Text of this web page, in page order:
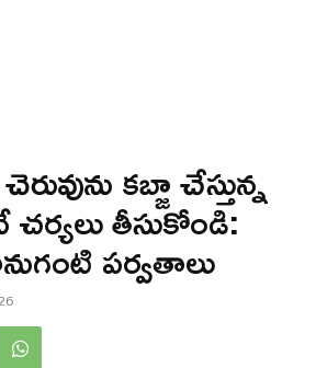
కబ్జా చేస్తున్న
తీసుకోండి:
పర్వతాలు